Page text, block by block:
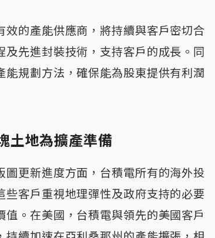
的產能供應商，將持續與客戶密切合
及先進封裝技術，支持客戶的成長。同
能規劃方法，確保能為股東提供有利潤
土地為擴產準備
更新進度方面，台積電所有的海外投
些客戶重視地理彈性及政府支持的必要
。在美國，台積電與領先的美國客戶